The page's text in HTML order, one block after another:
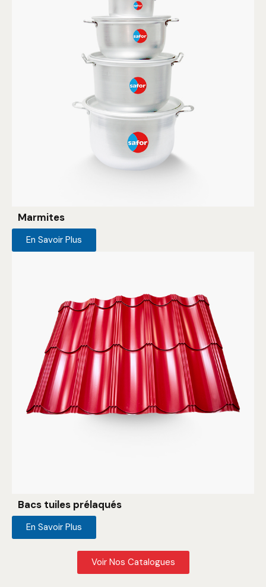
Marmites
En Savoir Plus
Bacs tuiles prélaqués
En Savoir Plus
Voir Nos Catalogues